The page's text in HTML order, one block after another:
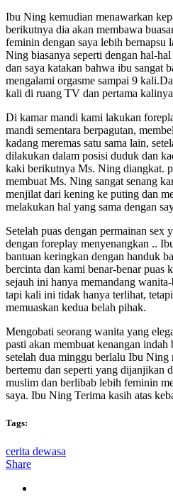
Ibu Ning kemudian menawarkan
berikutnya dia akan membawa
feminin dengan saya lebih bernapsu
Ning biasanya seperti dengan hal-
dan saya katakan bahwa ibu sangat
mengalami orgasme sampai 9
kali di ruang TV dan pertama
Di kamar mandi kami lakukan
mandi sementara berpagutan,
kadang meremas satu sama lain,
dilakukan dalam posisi duduk dan
kaki berikutnya Ms. Ning diangkat.
membuat Ms. Ning sangat senang
menjilat dari kening ke puting dan
melakukan hal yang sama dengan
Setelah puas dengan permainan sex
dengan foreplay menyenangkan ..
bantuan keringkan dengan handuk
bercinta dan kami benar-benar puas
sejauh ini hanya memandang
tapi kali ini tidak hanya terlihat,
memuaskan kedua belah pihak.
Mengobati seorang wanita yang
pasti akan membuat kenangan
setelah dua minggu berlalu Ibu Ning
bertemu dan seperti yang dijanjikan
muslim dan berlibab lebih feminin
saya. Ibu Ning Terima kasih atas
Tags:
cerita dewasa
Share